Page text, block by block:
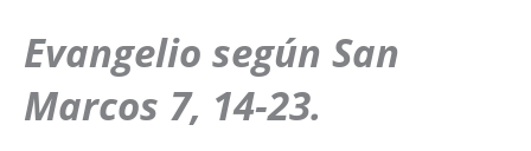
Evangelio según San
Marcos 7, 14-23.